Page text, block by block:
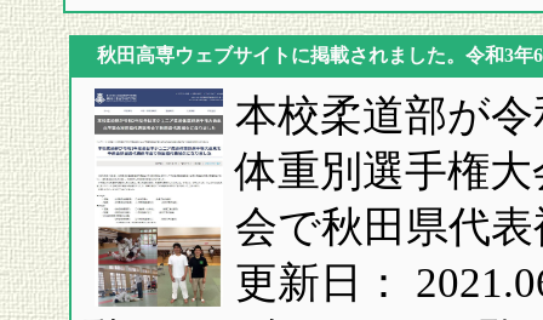
秋田高専ウェブサイトに掲載されました。令和3年
本校柔道部が
体重別選手権
会で秋田県代
更新日：